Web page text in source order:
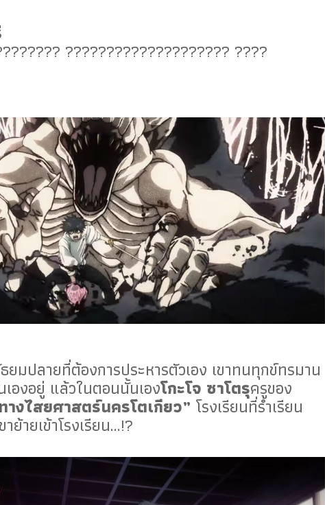
???????????????????? ????
ยมปลายที่ต้องการประหารตัวเอง เขาทนทุกข์ทรมาน
งอยู่ แล้วในตอนนั้นเองโกะโจ ซาโตรุครูของ
างไสยศาสตร์นครโตเกียว” โรงเรียนที่ร่ำเรียน
าย้ายเข้าโรงเรียน…!?